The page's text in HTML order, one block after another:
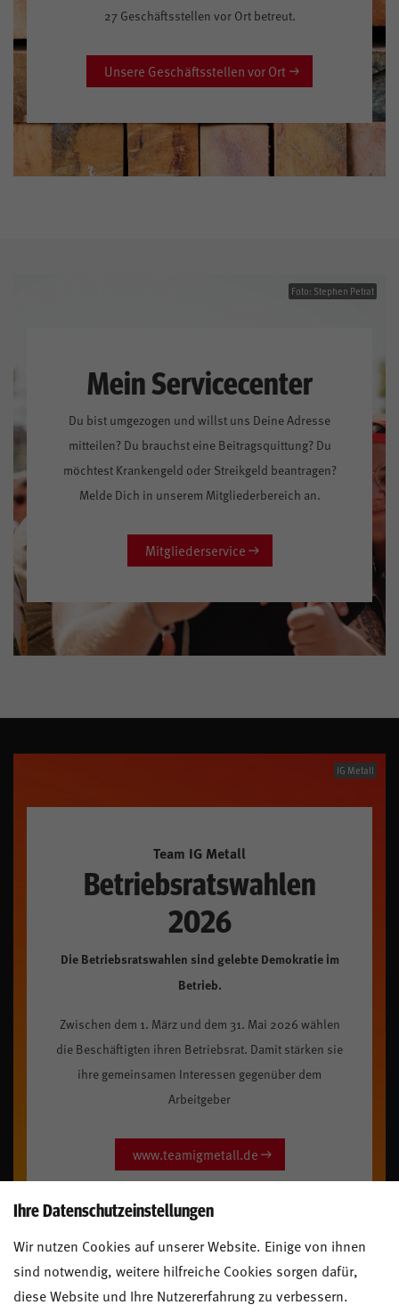
27 Geschäftsstellen vor Ort betreut.
Unsere Geschäftsstellen vor Ort
Foto: Stephen Petrat
Mein Servicecenter
Du bist umgezogen und willst uns Deine Adresse
mitteilen? Du brauchst eine Beitragsquittung? Du
möchtest Krankengeld oder Streikgeld beantragen?
Melde Dich in unserem Mitgliederbereich an.
Mitgliederservice
IG Metall
Team IG Metall
Betriebsratswahlen
2026
Die Betriebsratswahlen sind gelebte Demokratie im
Betrieb.
Zwischen dem 1. März und dem 31. Mai 2026 wählen
die Beschäftigten ihren Betriebsrat. Damit stärken sie
ihre gemeinsamen Interessen gegenüber dem
Arbeitgeber
www.teamigmetall.de
Ihre Datenschutzeinstellungen
Wir nutzen Cookies auf unserer Website. Einige von ihnen
sind notwendig, weitere hilfreiche Cookies sorgen dafür,
diese Website und Ihre Nutzererfahrung zu verbessern.